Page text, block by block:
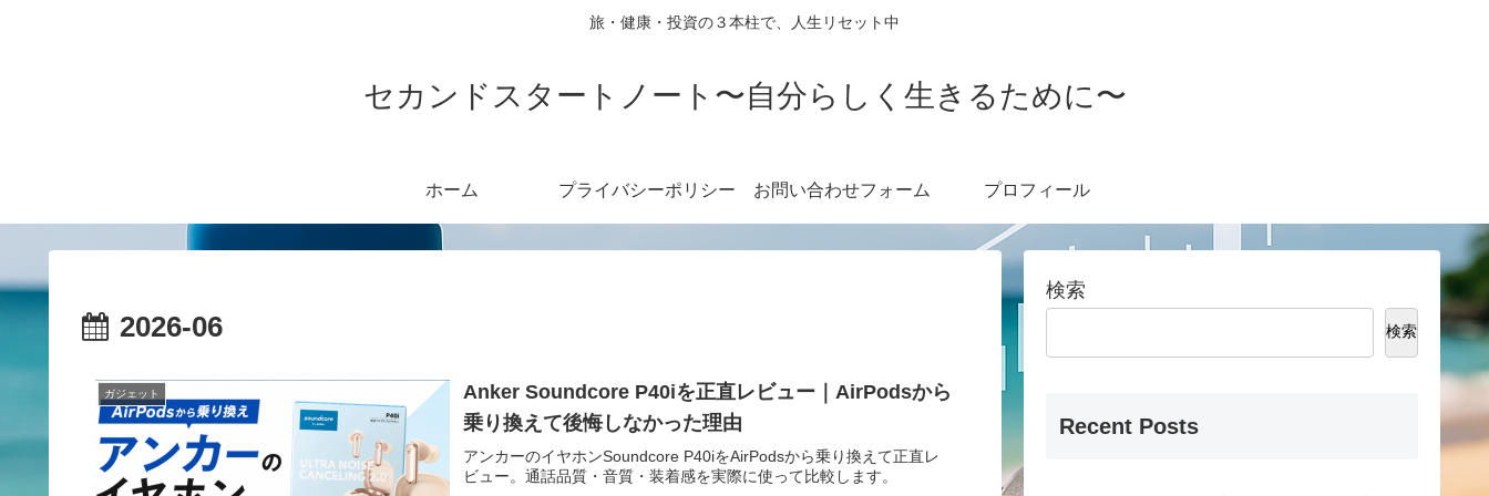
旅・健康・投資の３本柱で、人生リセット中
セカンドスタートノート〜自分らしく生きるために〜
ホーム プライバシーポリシー お問い合わせフォーム プロフィール
2026-06
ガジェット
Anker Soundcore P40iを正直レビュー｜AirPodsから
乗り換えて後悔しなかった理由
アンカーのイヤホンSoundcore P40iをAirPodsから乗り換えて正直レ
ビュー。通話品質・音質・装着感を実際に使って比較します。
検索
検索
Recent Posts